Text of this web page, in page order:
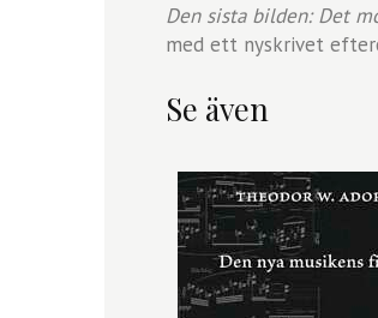
Den sista bilden: Det
med ett nyskrivet
Se även